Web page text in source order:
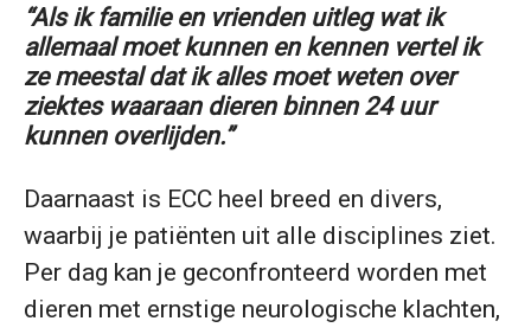
“Als ik familie en vrienden uitleg wat ik
allemaal moet kunnen en kennen vertel ik
ze meestal dat ik alles moet weten over
ziektes waaraan dieren binnen 24 uur
kunnen overlijden.”
Daarnaast is ECC heel breed en divers,
waarbij je patiënten uit alle disciplines ziet.
Per dag kan je geconfronteerd worden met
dieren met ernstige neurologische klachten,